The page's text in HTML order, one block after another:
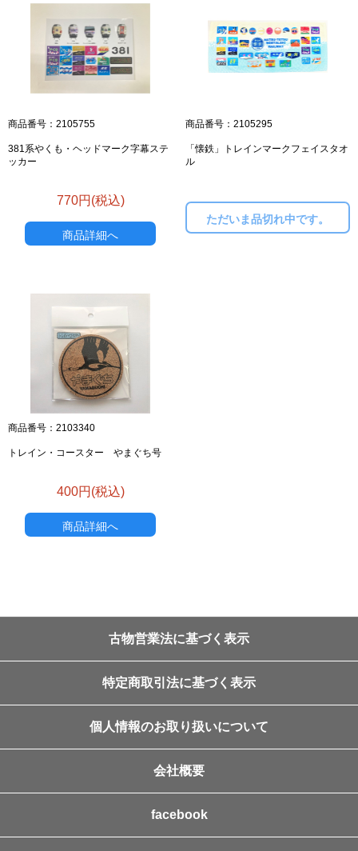
商品番号：2105755
381系やくも・ヘッドマーク字幕ステ
ッカー
770円(税込)
商品詳細へ
商品番号：2105295
「懐鉄」トレインマークフェイスタオ
ル
ただいま品切れ中です。
商品番号：2103340
トレイン・コースター やまぐち号
400円(税込)
商品詳細へ
古物営業法に基づく表示
特定商取引法に基づく表示
個人情報のお取り扱いについて
会社概要
facebook